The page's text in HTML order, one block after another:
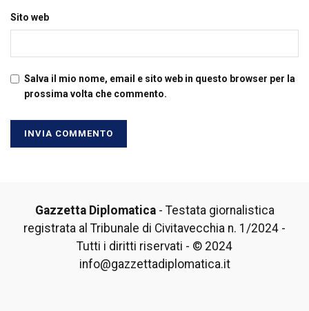
Sito web
Salva il mio nome, email e sito web in questo browser per la
prossima volta che commento.
Gazzetta Diplomatica- Testata giornalistica
registrata al Tribunale di Civitavecchia n. 1/2024 -
Tutti i diritti riservati - © 2024
info@gazzettadiplomatica.it